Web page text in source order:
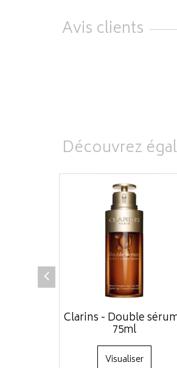
Avis clients
Découvrez
Clarins - Double
75ml
Visualiser